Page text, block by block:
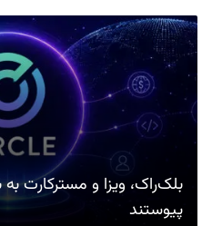
بلک‌راک، ویزا و مسترکارت
پیوستند